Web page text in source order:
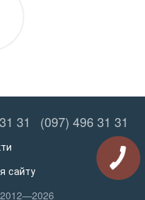
31 (097) 496 31 31
сайту